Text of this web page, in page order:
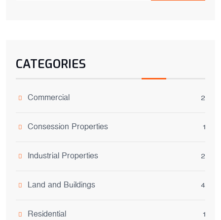
CATEGORIES
Commercial 2
Consession Properties 1
Industrial Properties 2
Land and Buildings 4
Residential 1